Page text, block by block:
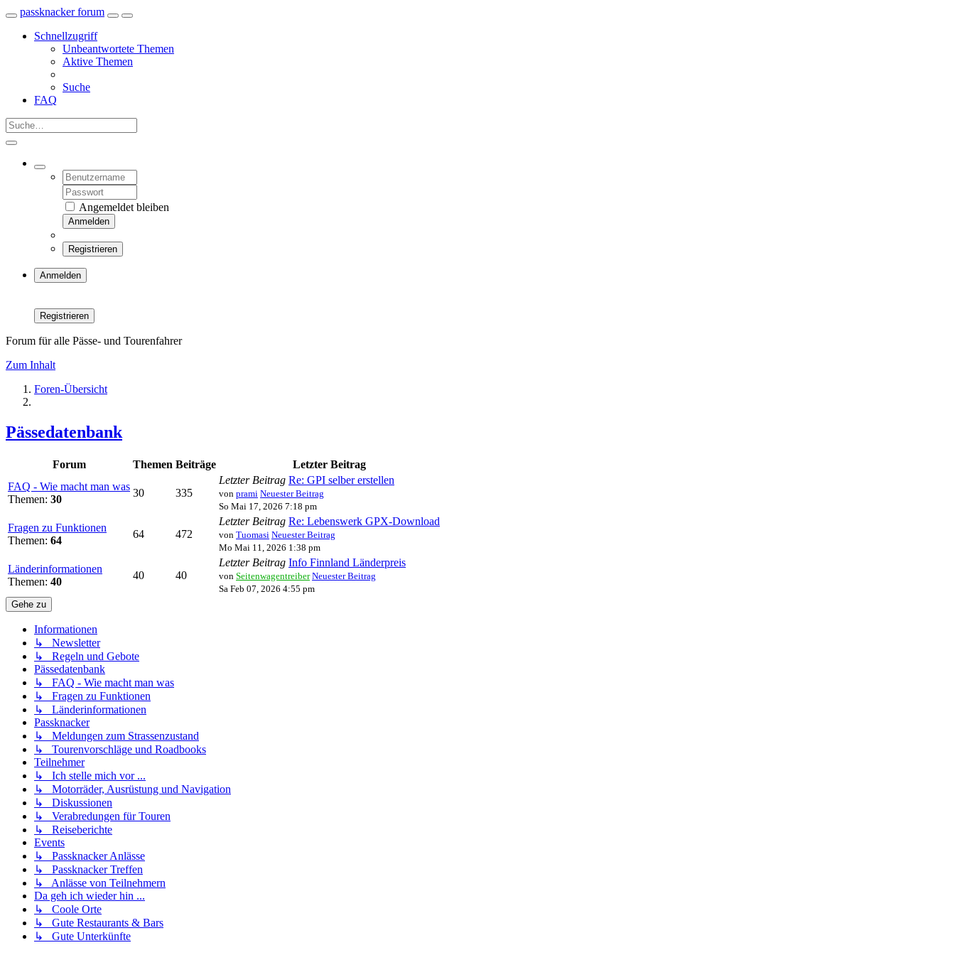
passknacker forum
Schnellzugriff
Unbeantwortete Themen
Aktive Themen
Suche
FAQ
Angemeldet bleiben
Anmelden
Registrieren
Anmelden
Registrieren
Forum für alle Pässe- und Tourenfahrer
Zum Inhalt
Foren-Übersicht
Pässedatenbank
Forum Themen Beiträge
Letzter Beitrag
FAQ - Wie macht man was
Themen: 30
30 335
Letzter Beitrag Re: GPI selber erstellen
von prami Neuester Beitrag
So Mai 17, 2026 7:18 pm
Fragen zu Funktionen
Themen: 64
64 472
Letzter Beitrag Re: Lebenswerk GPX-Download
von Tuomasi Neuester Beitrag
Mo Mai 11, 2026 1:38 pm
Länderinformationen
Themen: 40
40 40
Letzter Beitrag Info Finnland Länderpreis
von Seitenwagentreiber Neuester Beitrag
Sa Feb 07, 2026 4:55 pm
Gehe zu
Informationen
↳ Newsletter
↳ Regeln und Gebote
Pässedatenbank
↳ FAQ - Wie macht man was
↳ Fragen zu Funktionen
↳ Länderinformationen
Passknacker
↳ Meldungen zum Strassenzustand
↳ Tourenvorschläge und Roadbooks
Teilnehmer
↳ Ich stelle mich vor ...
↳ Motorräder, Ausrüstung und Navigation
↳ Diskussionen
↳ Verabredungen für Touren
↳ Reiseberichte
Events
↳ Passknacker Anlässe
↳ Passknacker Treffen
↳ Anlässe von Teilnehmern
Da geh ich wieder hin ...
↳ Coole Orte
↳ Gute Restaurants & Bars
↳ Gute Unterkünfte